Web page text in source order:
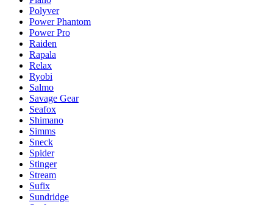
Polyver
Power Phantom
Power Pro
Raiden
Rapala
Relax
Ryobi
Salmo
Savage Gear
Seafox
Shimano
Simms
Sneck
Spider
Stinger
Stream
Sufix
Sundridge